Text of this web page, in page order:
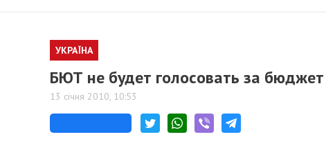
УКРАЇНА
БЮТ не будет голосовать за бюджет
13 січня 2010, 10:53